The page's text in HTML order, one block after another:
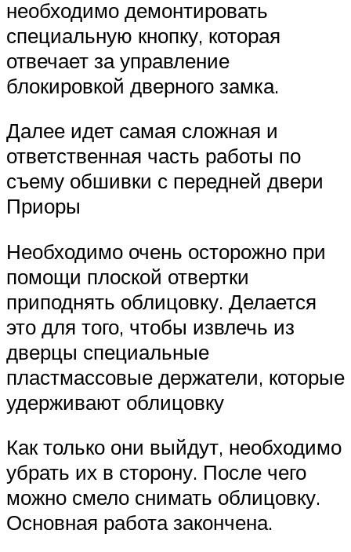
необходимо демонтировать
специальную кнопку, которая
отвечает за управление
блокировкой дверного замка.
Далее идет самая сложная и
ответственная часть работы по
съему обшивки с передней двери
Приоры
Необходимо очень осторожно при
помощи плоской отвертки
приподнять облицовку. Делается
это для того, чтобы извлечь из
дверцы специальные
пластмассовые держатели, которые
удерживают облицовку
Как только они выйдут, необходимо
убрать их в сторону. После чего
можно смело снимать облицовку.
Основная работа закончена.